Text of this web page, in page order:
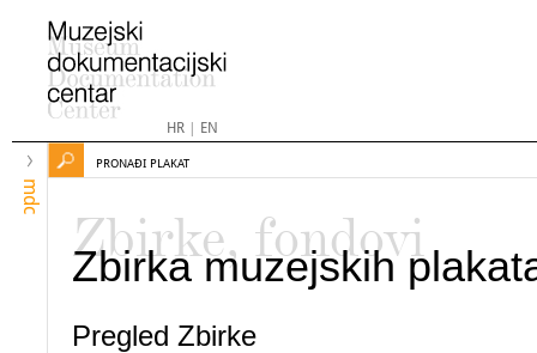
HR| EN
mdc
PRONAĐI PLAKAT
Zbirke, fondovi
Zbirka muzejskih
Pregled Zbirke